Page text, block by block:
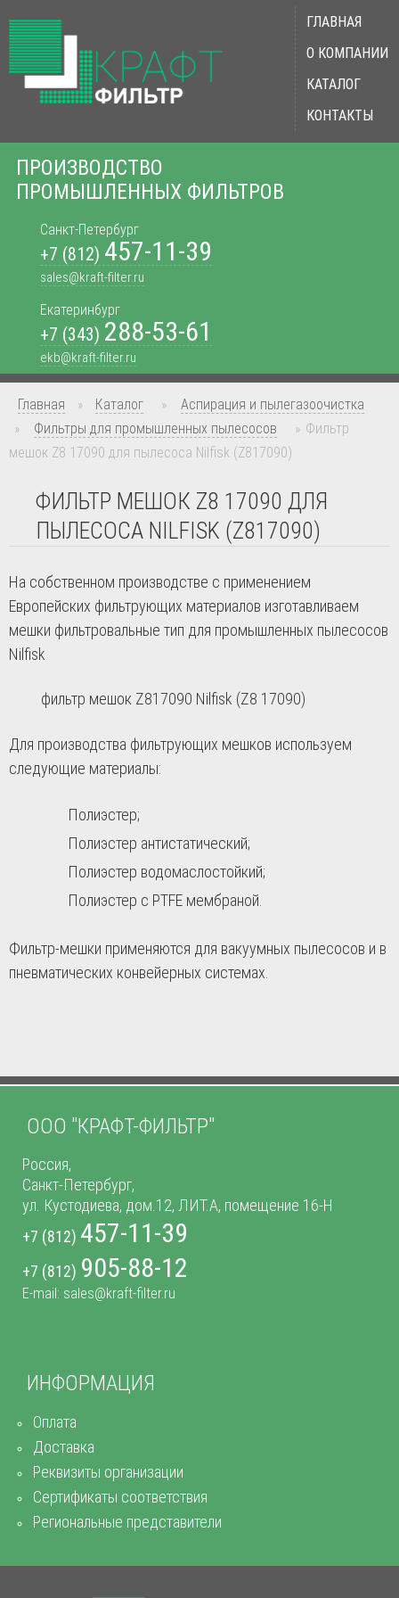
ПРОИЗВОДСТВО
ПРОМЫШЛЕННЫХ ФИЛЬТРОВ
Санкт-Петербург
+7 (812) 457-11-39
sales@kraft-filter.ru
Екатеринбург
+7 (343) 288-53-61
ekb@kraft-filter.ru
ГЛАВНАЯ
О КОМПАНИИ
КАТАЛОГ
КОНТАКТЫ
Главная » Каталог »
Аспирация и пылегазоочистка
»
Фильтры для промышленных пылесосов » Фильтр
мешок Z8 17090 для пылесоса Nilfisk (Z817090)
ФИЛЬТР МЕШОК Z8 17090 ДЛЯ
ПЫЛЕСОСА NILFISK (Z817090)
На собственном производстве с применением
Европейских фильтрующих материалов изготавливаем
мешки фильтровальные тип для промышленных пылесосов
Nilfisk
фильтр мешок Z817090 Nilfisk (Z8 17090)
Для производства фильтрующих мешков используем
следующие материалы:
Полиэстер;
Полиэстер антистатический;
Полиэстер водомаслостойкий;
Полиэстер с PTFE мембраной.
Фильтр-мешки применяются для вакуумных пылесосов и в
пневматических конвейерных системах.
ИНФОРМАЦИЯ
Оплата
Доставка
Реквизиты организации
Сертификаты соответствия
Региональные представители
ООО "КРАФТ-ФИЛЬТР"
Россия,
Санкт-Петербург,
ул. Кустодиева, дом.12, ЛИТ.А, помещение 16-Н
+7 (812) 457-11-39
+7 (812) 905-88-12
E-mail: sales@kraft-filter.ru